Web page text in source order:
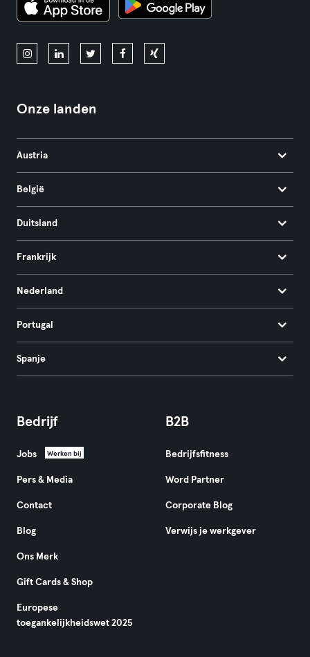
Onze landen
Austria
België
Duitsland
Frankrijk
Nederland
Portugal
Spanje
Bedrijf
Jobs Werken bij
Pers & Media
Contact
Blog
Ons Merk
Gift Cards & Shop
Europese
toegankelijkheidswet 2025
B2B
Bedrijfsfitness
Word Partner
Corporate Blog
Verwijs je werkgever